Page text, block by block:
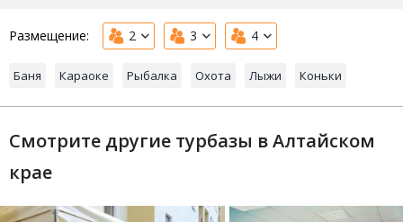
Размещение: 2 3 4
Баня Караоке Рыбалка Охота Лыжи Коньки
Смотрите другие турбазы в Алтайском
крае